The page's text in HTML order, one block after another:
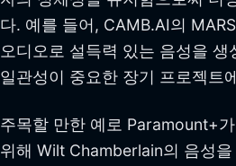
다. 예를 들어, CAMB.AI의
오디오로 설득력 있는 음성을
일관성이 중요한 장기 프로젝트
주목할 만한 예로 Paramount+가
위해 Wilt Chamberlain의 음성